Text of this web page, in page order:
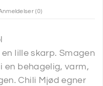
(0)
lille skarp. Smagen
en behagelig, varm,
Chili Mjød egner